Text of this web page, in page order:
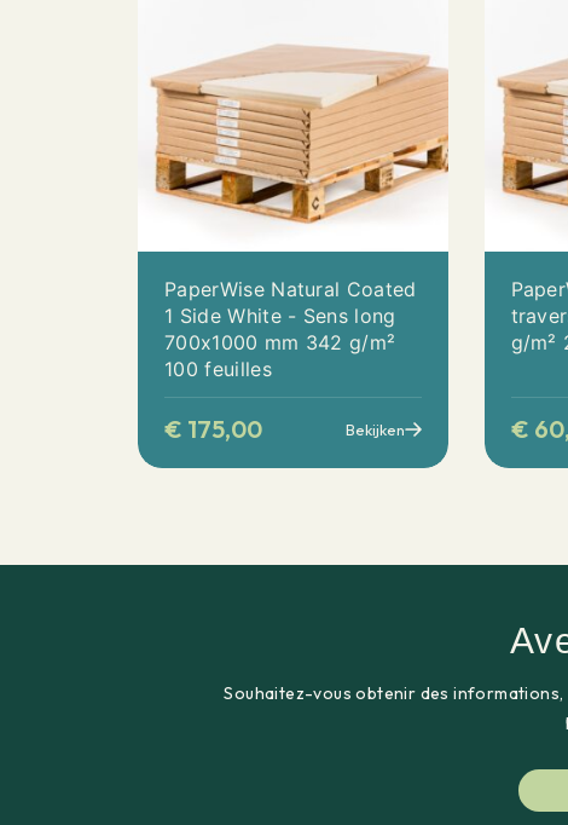
PaperWise Natural Coated
1 Side White - Sens long
700x1000 mm 342 g/m²
100 feuilles
€ 175,00 Bekijken
g/m²
€
Souhaitez-vous obtenir des informations,